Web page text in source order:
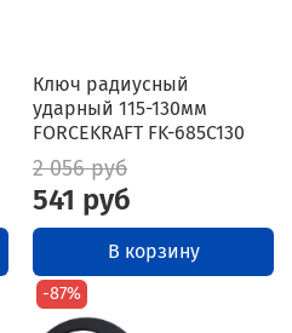
Ключ радиусный
ударный 115-130мм
FORCEKRAFT FK-685C130
2 056 руб
541 руб
В корзину
-87%